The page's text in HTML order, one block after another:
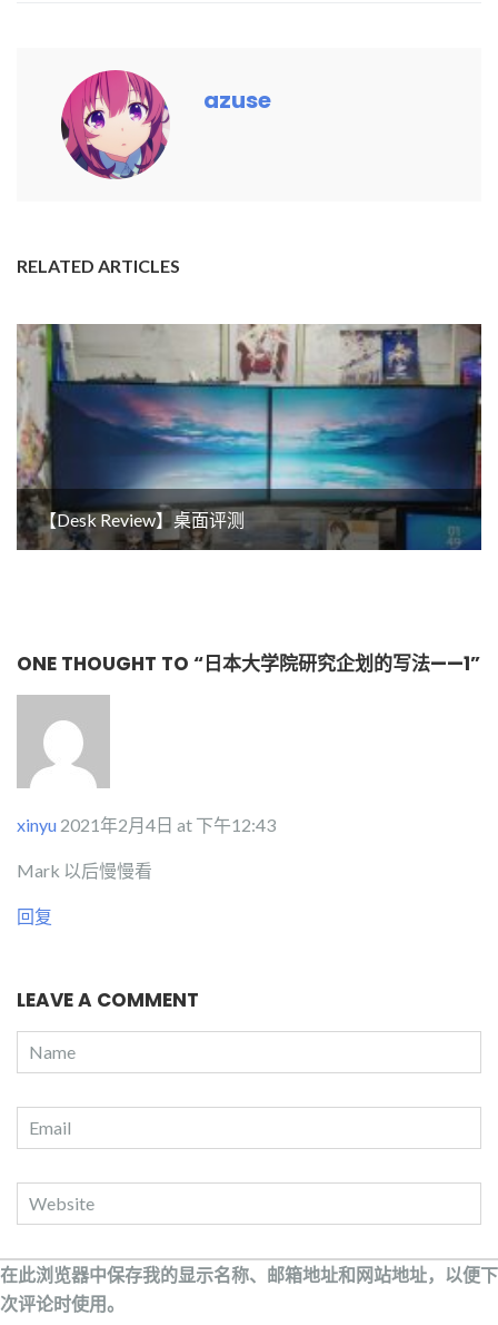
azuse
RELATED ARTICLES
【Desk Review】桌面评测
ONE THOUGHT TO “日本大学院研究企划的写法——1”
xinyu 2021年2月4日 at 下午12:43
Mark 以后慢慢看
回复
LEAVE A COMMENT
在此浏览器中保存我的显示名称、邮箱地址和网站地址，以便下
次评论时使用。